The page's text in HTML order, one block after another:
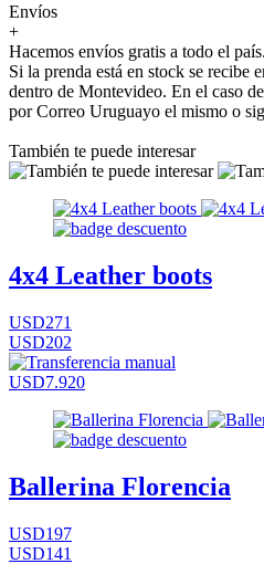
Envíos
+
Hacemos envíos gratis a todo el país.
Si la prenda está en stock se recibe
dentro de Montevideo. En el caso
por Correo Uruguayo el mismo o
También te puede interesar
4x4 Leather boots
USD271
USD202
USD7.920
Ballerina Florencia
USD197
USD141